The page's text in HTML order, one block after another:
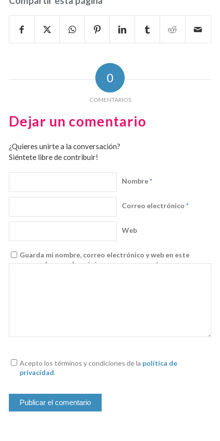
0
COMENTARIOS
Dejar un comentario
¿Quieres unirte a la conversación?
Siéntete libre de contribuir!
Nombre*
Correo electrónico *
Web
Guarda mi nombre, correo electrónico y web en este
navegador para la próxima vez que comente.
Acepto los términos y condiciones de la política de
privacidad.